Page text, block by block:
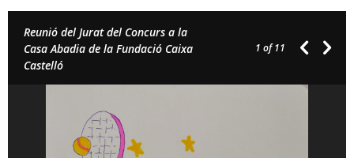
Reunió del Jurat del Concurs a la
Casa Abadia de la Fundació Caixa
Castelló
1 of 11